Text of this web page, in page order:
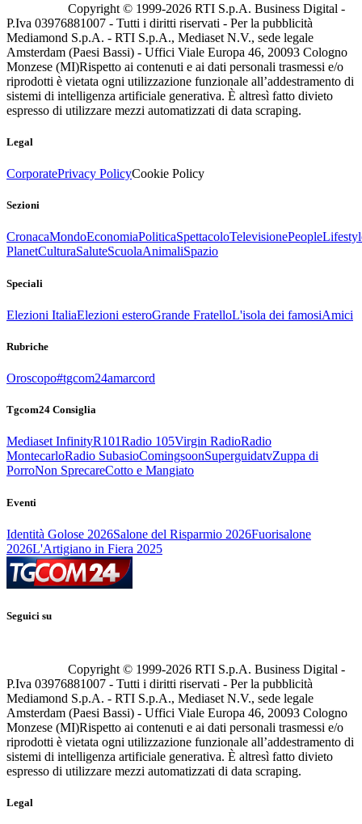
Copyright © 1999-2026 RTI S.p.A. Business Digital -
P.Iva 03976881007 - Tutti i diritti riservati - Per la pubblicità
Mediamond S.p.A. - RTI S.p.A., Mediaset N.V., sede legale
Amsterdam (Paesi Bassi) - Uffici Viale Europa 46, 20093 Cologno
Monzese (MI)Rispetto ai contenuti e ai dati personali trasmessi e/o
riprodotti è vietata ogni utilizzazione funzionale all’addestramento di
sistemi di intelligenza artificiale generativa. È altresì fatto divieto
espresso di utilizzare mezzi automatizzati di data scraping.
Legal
CorporatePrivacy PolicyCookie Policy
Sezioni
CronacaMondoEconomiaPoliticaSpettacoloTelevisionePeople
PlanetCulturaSaluteScuolaAnimaliSpazio
Speciali
Elezioni ItaliaElezioni esteroGrande FratelloL'isola dei famosiAmici
Rubriche
Oroscopo#tgcom24amarcord
Tgcom24 Consiglia
Mediaset InfinityR101Radio 105Virgin RadioRadio
MontecarloRadio SubasioComingsoonSuperguidatvZuppa di
PorroNon SprecareCotto e Mangiato
Eventi
Identità Golose 2026Salone del Risparmio 2026Fuorisalone
2026L'Artigiano in Fiera 2025
Seguici su
Copyright © 1999-2026 RTI S.p.A. Business Digital -
P.Iva 03976881007 - Tutti i diritti riservati - Per la pubblicità
Mediamond S.p.A. - RTI S.p.A., Mediaset N.V., sede legale
Amsterdam (Paesi Bassi) - Uffici Viale Europa 46, 20093 Cologno
Monzese (MI)Rispetto ai contenuti e ai dati personali trasmessi e/o
riprodotti è vietata ogni utilizzazione funzionale all’addestramento di
sistemi di intelligenza artificiale generativa. È altresì fatto divieto
espresso di utilizzare mezzi automatizzati di data scraping.
Legal